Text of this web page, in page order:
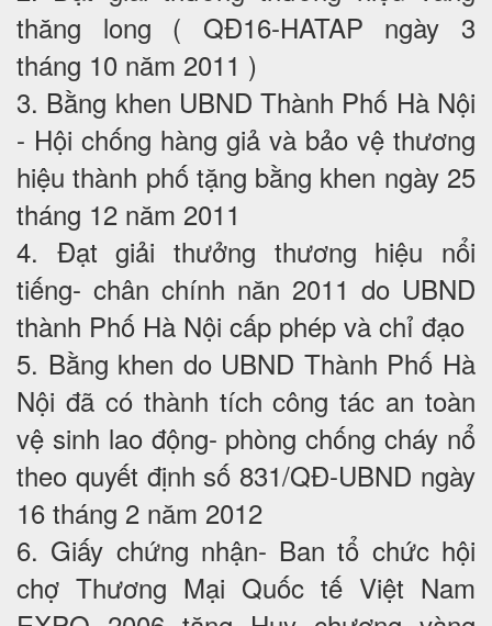
thăng long ( QĐ16-HATAP ngày 3
tháng 10 năm 2011 )
3. Bằng khen UBND Thành Phố Hà Nội
- Hội chống hàng giả và bảo vệ thương
hiệu thành phố tặng bằng khen ngày 25
tháng 12 năm 2011
4. Đạt giải thưởng thương hiệu nổi
tiếng- chân chính năn 2011 do UBND
thành Phố Hà Nội cấp phép và chỉ đạo
5. Bằng khen do UBND Thành Phố Hà
Nội đã có thành tích công tác an toàn
vệ sinh lao động- phòng chống cháy nổ
theo quyết định số 831/QĐ-UBND ngày
16 tháng 2 năm 2012
6. Giấy chứng nhận- Ban tổ chức hội
chợ Thương Mại Quốc tế Việt Nam